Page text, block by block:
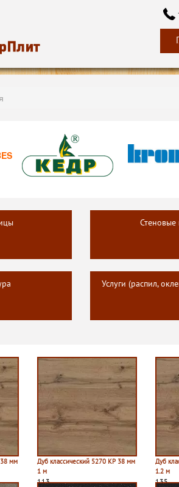
Стеновые
Услуги (распил,
38 мм
Дуб классический 5270 КР 38 мм
1 м
113
Дуб
1.2 м
135